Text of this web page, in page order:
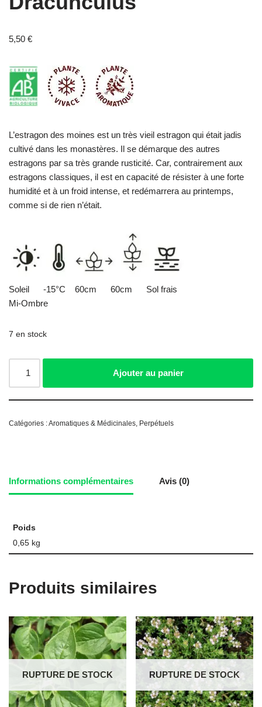
5,50 €
L’estragon des moines est un très vieil estragon qui était jadis
cultivé dans les monastères. Il se démarque des autres
estragons par sa très grande rusticité. Car, contrairement aux
estragons classiques, il est en capacité de résister à une forte
humidité et à un froid intense, et redémarrera au printemps,
comme si de rien n’était.
Soleil -15°C 60cm 60cm Sol frais
Mi-Ombre
7 en stock
Ajouter au panier
Catégories :Aromatiques & Médicinales, Perpétuels
Informations complémentaires Avis (0)
Poids
0,65 kg
Produits similaires
RUPTURE DE STOCK RUPTURE DE STOCK